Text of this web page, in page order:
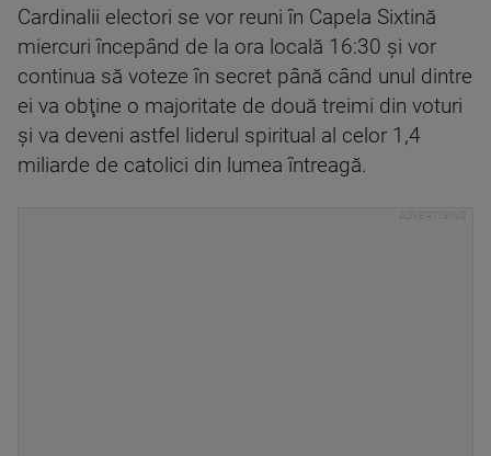
Cardinalii electori se vor reuni în Capela Sixtină
miercuri începând de la ora locală 16:30 şi vor
continua să voteze în secret până când unul dintre
ei va obţine o majoritate de două treimi din voturi
şi va deveni astfel liderul spiritual al celor 1,4
miliarde de catolici din lumea întreagă.